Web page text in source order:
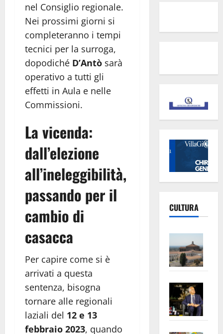
nel Consiglio regionale.
Nei prossimi giorni si
completeranno i tempi
tecnici per la surroga,
dopodiché D’Antò sarà
operativo a tutti gli
effetti in Aula e nelle
Commissioni.
La vicenda:
dall’elezione
all’ineleggibilità,
passando per il
cambio di
casacca
Per capire come si è
arrivati a questa
sentenza, bisogna
tornare alle regionali
laziali del 12 e 13
febbraio 2023, quando
CULTURA
apre